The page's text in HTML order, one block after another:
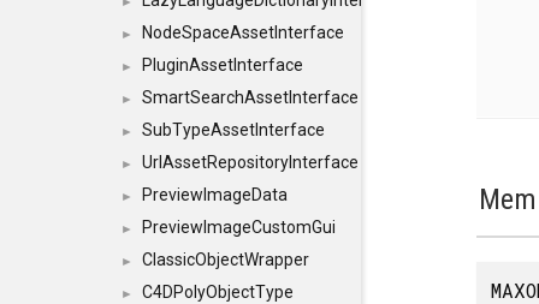
► NodeSpaceAssetInterface
► PluginAssetInterface
► SmartSearchAssetInterface
► SubTypeAssetInterface
► UrlAssetRepositoryInterface
► PreviewImageData
► PreviewImageCustomGui
► ClassicObjectWrapper
► C4DPolyObjectType